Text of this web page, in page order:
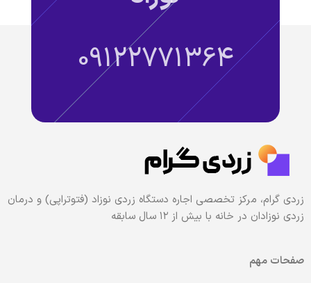
09122771364
زردی گرام، مرکز تخصصی اجاره دستگاه زردی نوزاد (فتوتراپی) و درمان
زردی نوزادان در خانه با بیش از ۱۲ سال سابقه
صفحات مهم